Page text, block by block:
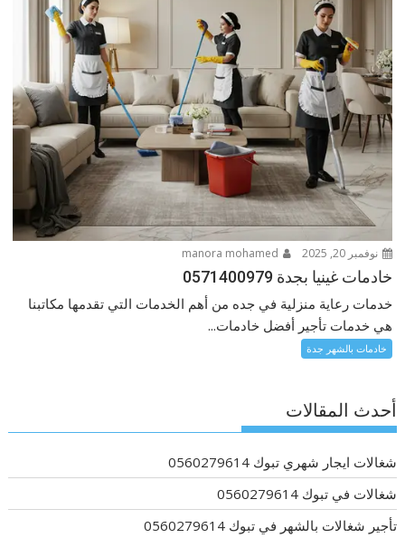
نوفمبر 20, 2025
خادمات غينيا بجدة 0571400979
خدمات رعاية منزلية في جده من أهم الخدمات التي تقدمها مكاتبنا
هي خدمات تأجير أفضل خادمات...
خادمات بالشهر جدة
أحدث المقالات
شغالات ايجار شهري تبوك 0560279614
شغالات في تبوك 0560279614
تأجير شغالات بالشهر في تبوك 0560279614